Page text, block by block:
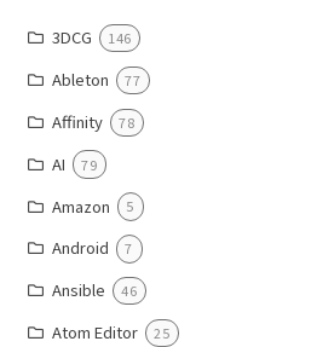
3DCG 146
Ableton 77
Affinity 78
AI 79
Amazon 5
Android 7
Ansible 46
Atom Editor 25